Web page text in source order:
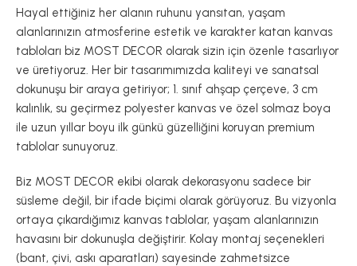
Hayal ettiğiniz her alanın ruhunu yansıtan, yaşam
alanlarınızın atmosferine estetik ve karakter katan kanvas
tabloları biz MOST DECOR olarak sizin için özenle tasarlıyor
ve üretiyoruz. Her bir tasarımımızda kaliteyi ve sanatsal
dokunuşu bir araya getiriyor; 1. sınıf ahşap çerçeve, 3 cm
kalınlık, su geçirmez polyester kanvas ve özel solmaz boya
ile uzun yıllar boyu ilk günkü güzelliğini koruyan premium
tablolar sunuyoruz.
Biz MOST DECOR ekibi olarak dekorasyonu sadece bir
süsleme değil, bir ifade biçimi olarak görüyoruz. Bu vizyonla
ortaya çıkardığımız kanvas tablolar, yaşam alanlarınızın
havasını bir dokunuşla değiştirir. Kolay montaj seçenekleri
(bant, çivi, askı aparatları) sayesinde zahmetsizce